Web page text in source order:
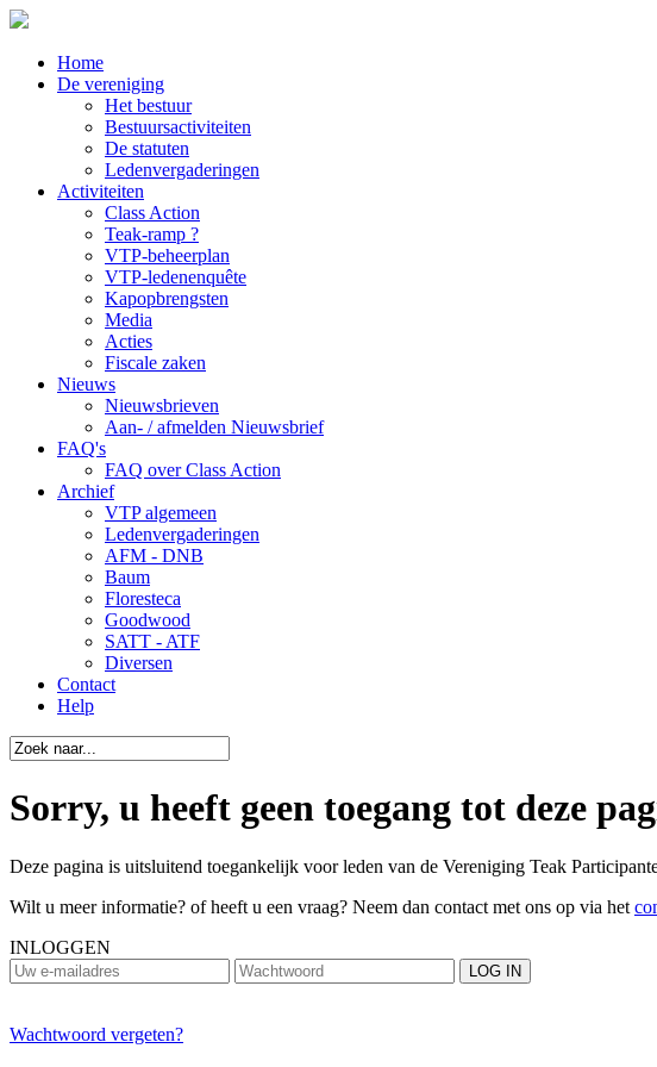
Home
De vereniging
Het bestuur
Bestuursactiviteiten
De statuten
Ledenvergaderingen
Activiteiten
Class Action
Teak-ramp ?
VTP-beheerplan
VTP-ledenenquête
Kapopbrengsten
Media
Acties
Fiscale zaken
Nieuws
Nieuwsbrieven
Aan- / afmelden Nieuwsbrief
FAQ's
FAQ over Class Action
Archief
VTP algemeen
Ledenvergaderingen
AFM - DNB
Baum
Floresteca
Goodwood
SATT - ATF
Diversen
Contact
Help
Sorry, u heeft geen toegang tot deze
Deze pagina is uitsluitend toegankelijk voor leden van de Vereniging Teak
Wilt u meer informatie? of heeft u een vraag? Neem dan contact met ons op via het
INLOGGEN
Wachtwoord vergeten?